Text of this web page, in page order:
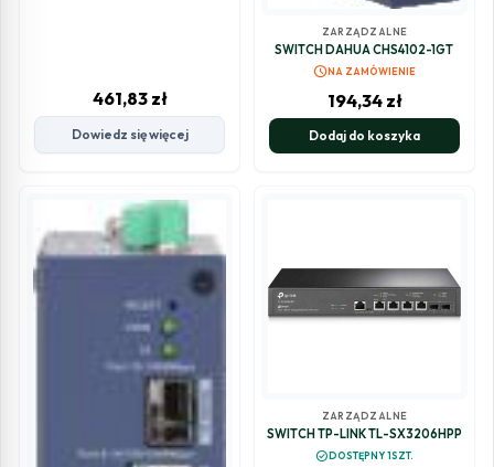
461,83 zł
Dowiedz się więcej
ZARZĄDZALNE
SWITCH DAHUA CHS4102-1GT
scheduleNA ZAMÓWIENIE
194,34 zł
Dodaj do koszyka
ZARZĄDZALNE
SWITCH TP-LINK TL-SX3206HPP
check_circleDOSTĘPNY 1SZT.